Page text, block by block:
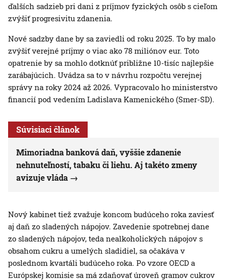
ďalších sadzieb pri dani z príjmov fyzických osôb s cieľom
zvýšiť progresivitu zdanenia.
Nové sadzby dane by sa zaviedli od roku 2025. To by malo
zvýšiť verejné príjmy o viac ako 78 miliónov eur. Toto
opatrenie by sa mohlo dotknúť približne 10-tisíc najlepšie
zarábajúcich. Uvádza sa to v návrhu rozpočtu verejnej
správy na roky 2024 až 2026. Vypracovalo ho ministerstvo
financií pod vedením Ladislava Kamenického (Smer-SD).
Súvisiaci článok
Mimoriadna banková daň, vyššie zdanenie
nehnuteľností, tabaku či liehu. Aj takéto zmeny
avizuje vláda
Nový kabinet tiež zvažuje koncom budúceho roka zaviesť
aj daň zo sladených nápojov. Zavedenie spotrebnej dane
zo sladených nápojov, teda nealkoholických nápojov s
obsahom cukru a umelých sladidiel, sa očakáva v
poslednom kvartáli budúceho roka. Po vzore OECD a
Európskej komisie sa má zdaňovať úroveň gramov cukrov